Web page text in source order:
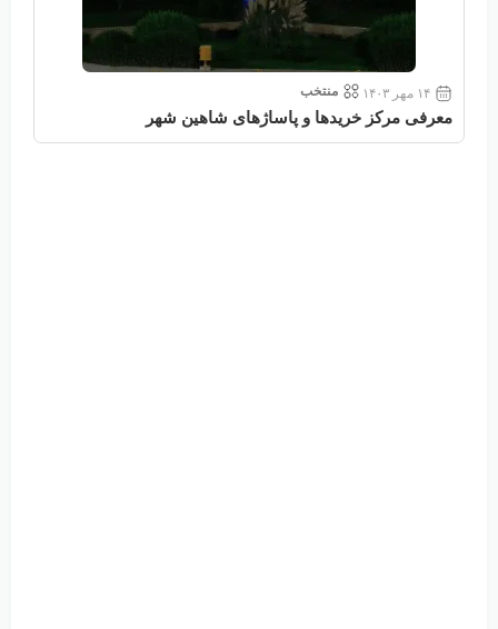
۱۴ مهر ۱۴۰۳ منتخب
معرفی مرکز خریدها و پاساژهای شاهین شهر